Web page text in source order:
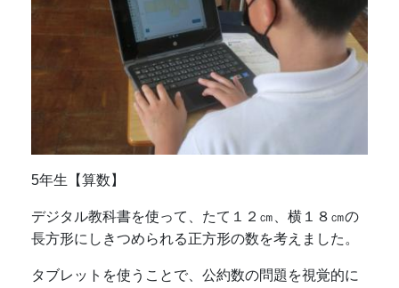
5年生【算数】
デジタル教科書を使って、たて１２㎝、横１８㎝の
長方形にしきつめられる正方形の数を考えました。
タブレットを使うことで、公約数の問題を視覚的に